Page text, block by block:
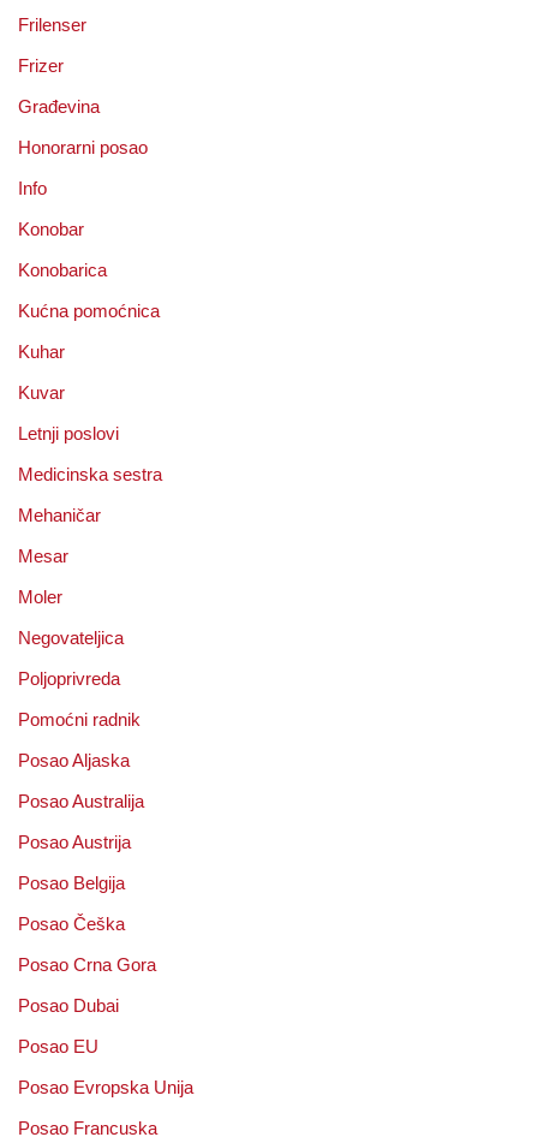
Frilenser
Frizer
Građevina
Honorarni posao
Info
Konobar
Konobarica
Kućna pomoćnica
Kuhar
Kuvar
Letnji poslovi
Medicinska sestra
Mehaničar
Mesar
Moler
Negovateljica
Poljoprivreda
Pomoćni radnik
Posao Aljaska
Posao Australija
Posao Austrija
Posao Belgija
Posao Češka
Posao Crna Gora
Posao Dubai
Posao EU
Posao Evropska Unija
Posao Francuska